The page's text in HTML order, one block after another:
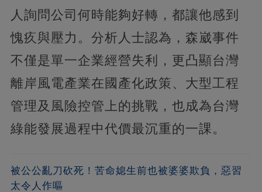
人詢問公司何時能夠好轉，都讓他感到
愧疚與壓力。分析人士認為，森崴事件
不僅是單一企業經營失利，更凸顯台灣
離岸風電產業在國產化政策、大型工程
管理及風險控管上的挑戰，也成為台灣
綠能發展過程中代價最沉重的一課。
被公公亂刀砍死！苦命媳生前也被婆婆欺負，惡習
太令人作嘔